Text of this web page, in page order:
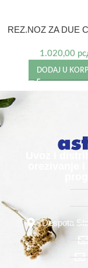
REZ.NOZ ZA DUE
1.020,00
DODAJ U
Despota